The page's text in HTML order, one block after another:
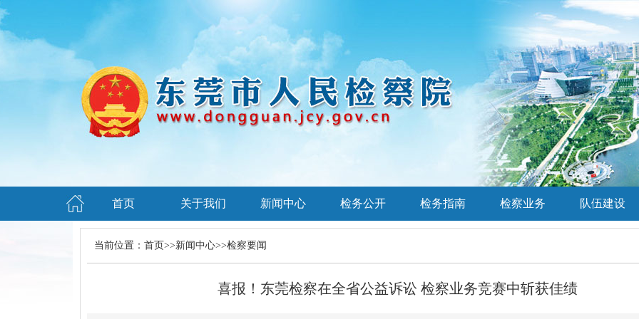
首页 关于我们 新闻中心 检务公开 检务指南 检察业务 队伍建设
当前位置： 首页>>新闻中心>>检察要闻
喜报！东莞检察在全省公益诉讼 检察业务竞赛中斩获佳绩